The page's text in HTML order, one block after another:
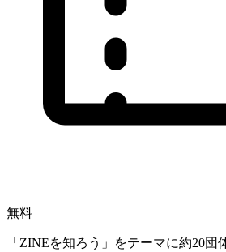
無料
「ZINEを知ろう」をテーマに約20団